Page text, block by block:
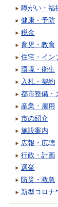
障がい・福
健康・予防
税金
育児・教育
住宅・イン
環境・衛生
入札・契約
都市整備・
産業・雇用
市の紹介
施設案内
広報・広聴
行政・計画
選挙
防災・救急
新型コロナ